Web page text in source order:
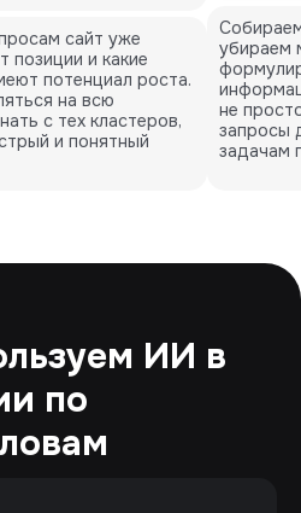
сайт уже
позиции и какие
потенциал роста.
на всю
с тех кластеров,
и понятный
убираем
не
запросы
задачам
ИИ в
по